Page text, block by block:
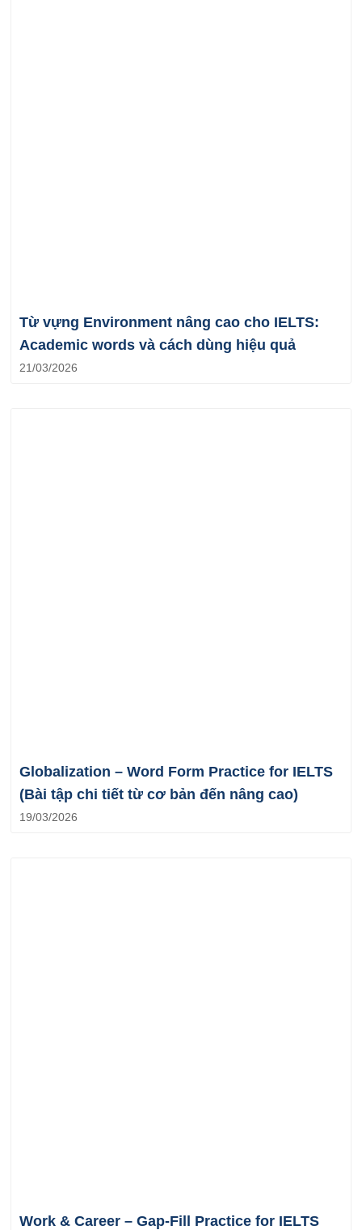
Từ vựng Environment nâng cao cho IELTS:
Academic words và cách dùng hiệu quả
21/03/2026
Globalization – Word Form Practice for IELTS
(Bài tập chi tiết từ cơ bản đến nâng cao)
19/03/2026
Work & Career – Gap-Fill Practice for IELTS